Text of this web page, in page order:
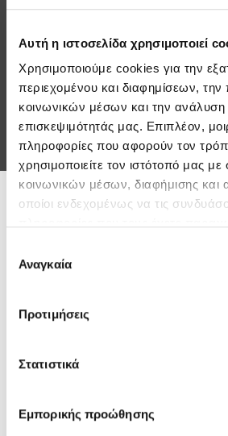
Αυτή η ιστοσελίδα χρησιμοποιεί
Χρησιμοποιούμε cookies για την
περιεχομένου και διαφημίσεων, την
κοινωνικών μέσων και την ανάλυση
επισκεψιμότητάς μας. Επιπλέον,
πληροφορίες που αφορούν τον
χρησιμοποιείτε τον ιστότοπό μας με
κοινωνικών μέσων, διαφήμισης και
οποίοι ενδεχομένως να τις
των υπηρεσιών τους.
συγκατάθεσης
Αναγκαία
Προτιμήσεις
Στατιστικά
Εμπορικής προώθησης